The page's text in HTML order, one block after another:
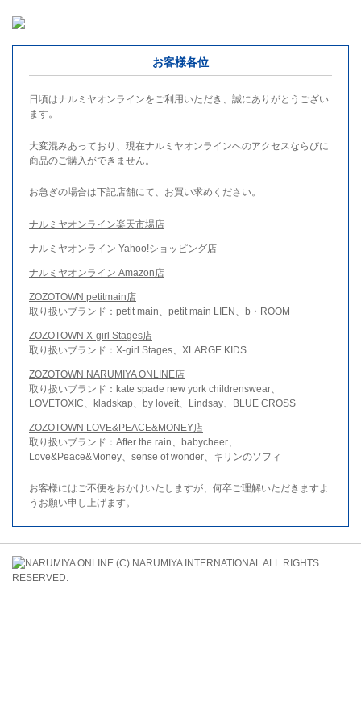
お客様各位
日頃はナルミヤオンラインをご利用いただき、誠にありがとうござい
ます。
大変混みあっており、現在ナルミヤオンラインへのアクセスならびに
商品のご購入ができません。
お急ぎの場合は下記店舗にて、お買い求めください。
ナルミヤオンライン楽天市場店
ナルミヤオンライン Yahoo!ショッピング店
ナルミヤオンライン Amazon店
ZOZOTOWN petitmain店
取り扱いブランド：petit main、petit main LIEN、b・ROOM
ZOZOTOWN X-girl Stages店
取り扱いブランド：X-girl Stages、XLARGE KIDS
ZOZOTOWN NARUMIYA ONLINE店
取り扱いブランド：kate spade new york childrenswear、
LOVETOXIC、kladskap、by loveit、Lindsay、BLUE CROSS
ZOZOTOWN LOVE&PEACE&MONEY店
取り扱いブランド：After the rain、babycheer、
Love&Peace&Money、sense of wonder、キリンのソフィ
お客様にはご不便をおかけいたしますが、何卒ご理解いただきますよ
うお願い申し上げます。